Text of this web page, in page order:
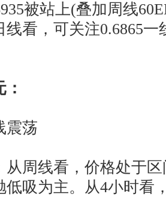
被站上(叠加周线
看，可关注0.6865
荡
线看，价格处于区
低吸为主。从4小时看